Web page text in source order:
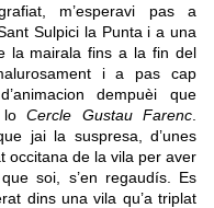
m’esperavi pas a
Sulpici la Punta i a una
la mairala fins a la fin del
i a pas cap
dempuèi que
loCercle Gustau Farenc
jai la suspresa, d’unes
occitana de la vila per aver
que soi, s’en regaudís. Es
dins una vila qu’a triplat